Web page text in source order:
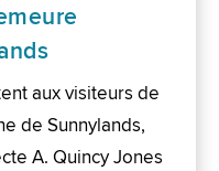
aux visiteurs de
de Sunnylands,
A. Quincy Jones